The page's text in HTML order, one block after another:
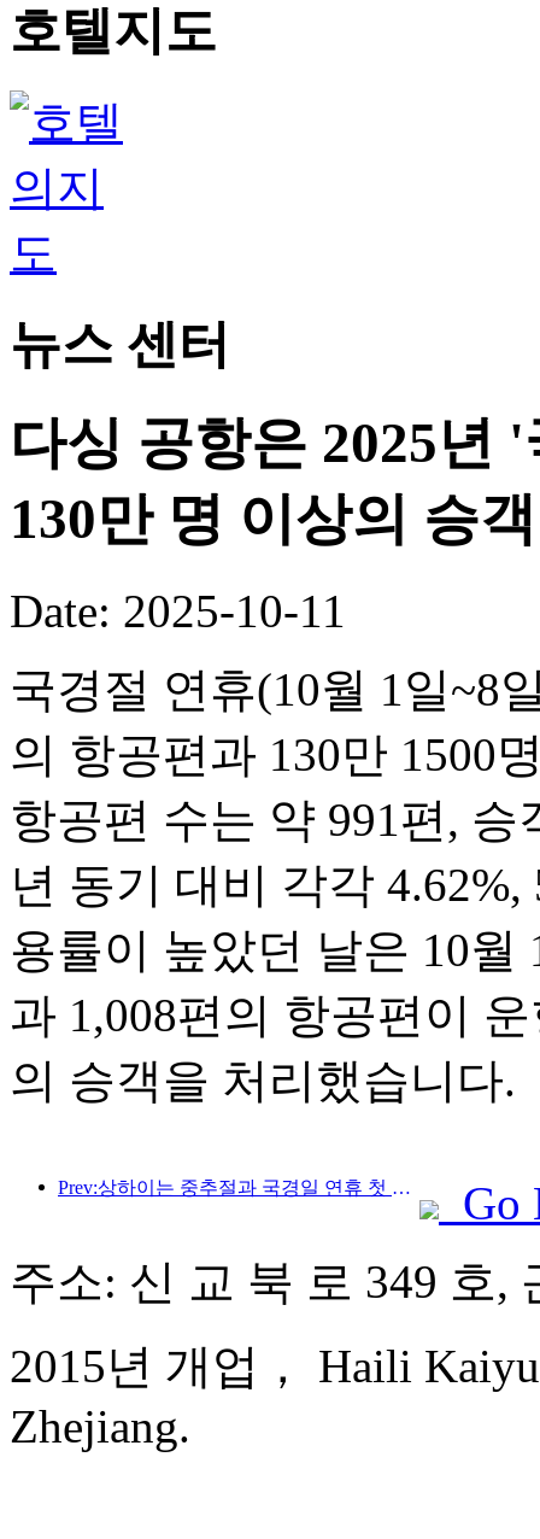
호텔지도
뉴스 센터
다싱 공항은 2025년
130만 명 이상의 승
Date: 2025-10-11
국경절 연휴(10월 1일~8
의 항공편과 130만 1500
항공편 수는 약 991편,
년 동기 대비 각각
용률이 높았던 날은 10월
과 1,008편의 항공편이
의 승객을 처리했습니다.
Prev:상하이는 중추절과 국경일 연휴 첫 4일간 1,511만 명이 넘는 방문객을 맞이했는데, 이는 전년 대비 20% 이상 증가한 수치입니다.
Go
주소: 신 교 북 로 349 호,
2015년 개업， Haili
Zhejiang.